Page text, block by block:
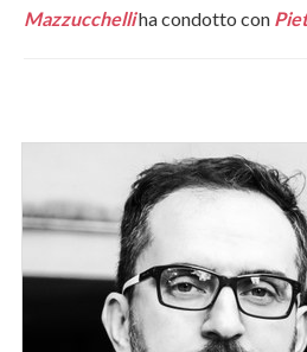
Mazzucchelliha condotto con